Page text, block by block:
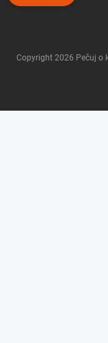
Copyright 2026 Pečuj o